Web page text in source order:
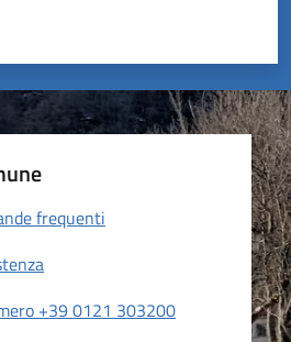
stelle su 5
su 5
5
frequenti
+39 0121 303200